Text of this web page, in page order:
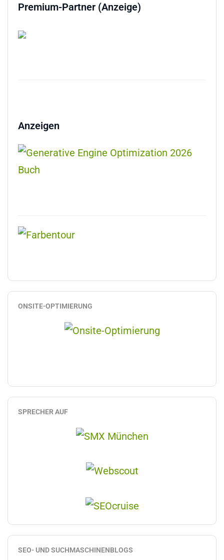
Premium-Partner (Anzeige)
Anzeigen
ONSITE-OPTIMIERUNG
SPRECHER AUF
SEO- UND SUCHMASCHINENBLOGS